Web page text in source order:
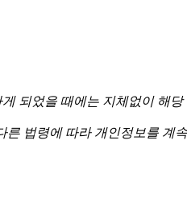
되었을 때에는 지체없이 해당
법령에 따라 개인정보를 계